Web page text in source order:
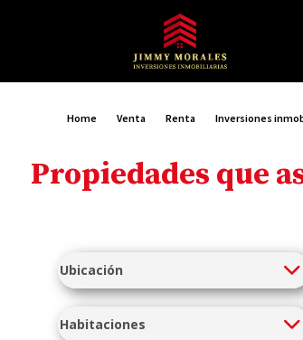
Home Venta Renta Inversiones
Propiedades que